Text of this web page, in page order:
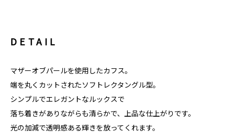
DETAIL
マザーオブパールを使用したカフス。
端を丸くカットされたソフトレクタングル型。
シンプルでエレガントなルックスで
落ち着きがありながらも清らかで、上品な仕上がりです。
光の加減で透明感ある輝きを放ってくれます。